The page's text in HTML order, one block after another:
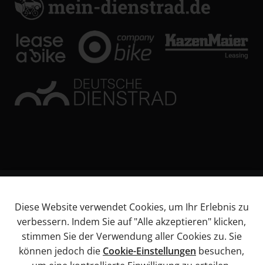
Impressum
AGB
Datenschutz
Widerrufsbelehrung
Diese Website verwendet Cookies, um Ihr Erlebnis zu
verbessern. Indem Sie auf "Alle akzeptieren" klicken,
stimmen Sie der Verwendung aller Cookies zu. Sie
können jedoch die Cookie-Einstellungen besuchen,